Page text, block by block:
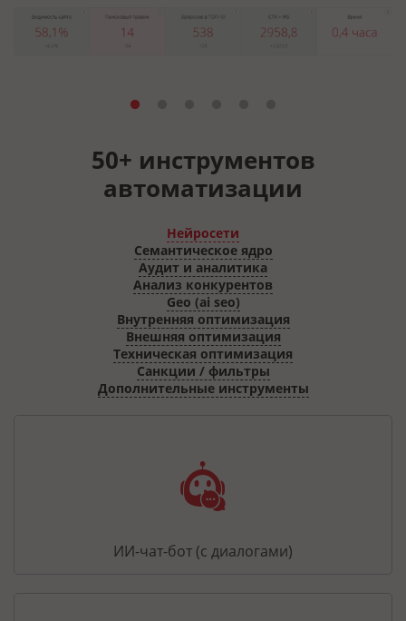
50+ инструментов
автоматизации
Нейросети
Семантическое ядро
Аудит и аналитика
Анализ конкурентов
Geo (ai seo)
Внутренняя оптимизация
Внешняя оптимизация
Техническая оптимизация
Санкции / фильтры
Дополнительные инструменты
ИИ-чат-бот (с диалогами)